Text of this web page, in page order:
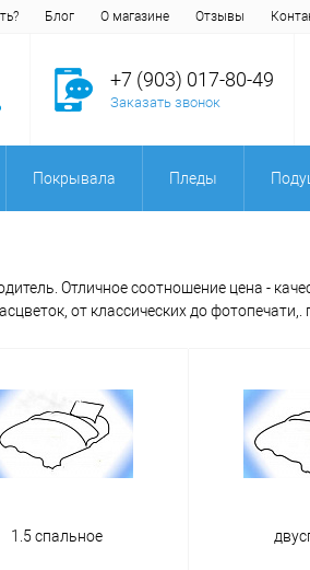
Блог О магазине Отзывы
+7 (903) 017-80-49
Заказать звонок
Покрывала Пледы
Отличное соотношение цена -
от классических до фотопечати,.
1.5 спальное